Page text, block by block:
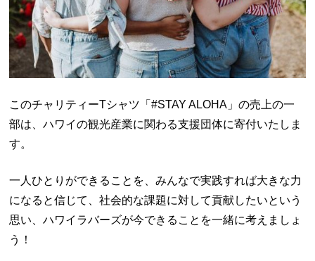
このチャリティーTシャツ「#STAY ALOHA」の売上の一
部は、ハワイの観光産業に関わる支援団体に寄付いたしま
す。
一人ひとりができることを、みんなで実践すれば大きな力
になると信じて、社会的な課題に対して貢献したいという
思い、ハワイラバーズが今できることを一緒に考えましょ
う！